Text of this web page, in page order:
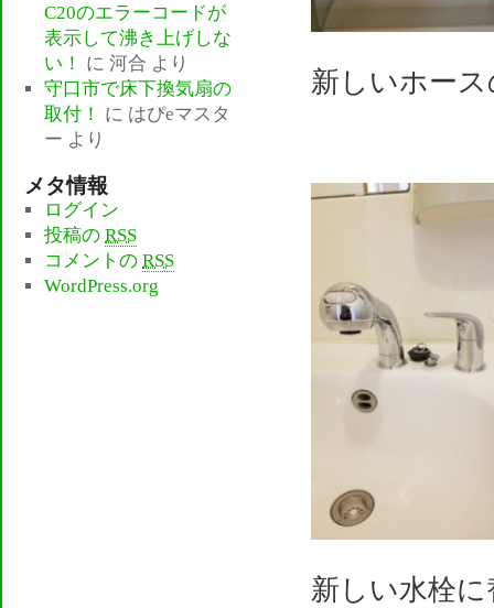
新しいホー
新しい水栓
C20のエラーコードが
表示して沸き上げしな
い！
に河合 より
守口市で床下換気扇の
取付！
に はぴeマスタ
ー より
メタ情報
ログイン
投稿のRSS
コメントのRSS
WordPress.org